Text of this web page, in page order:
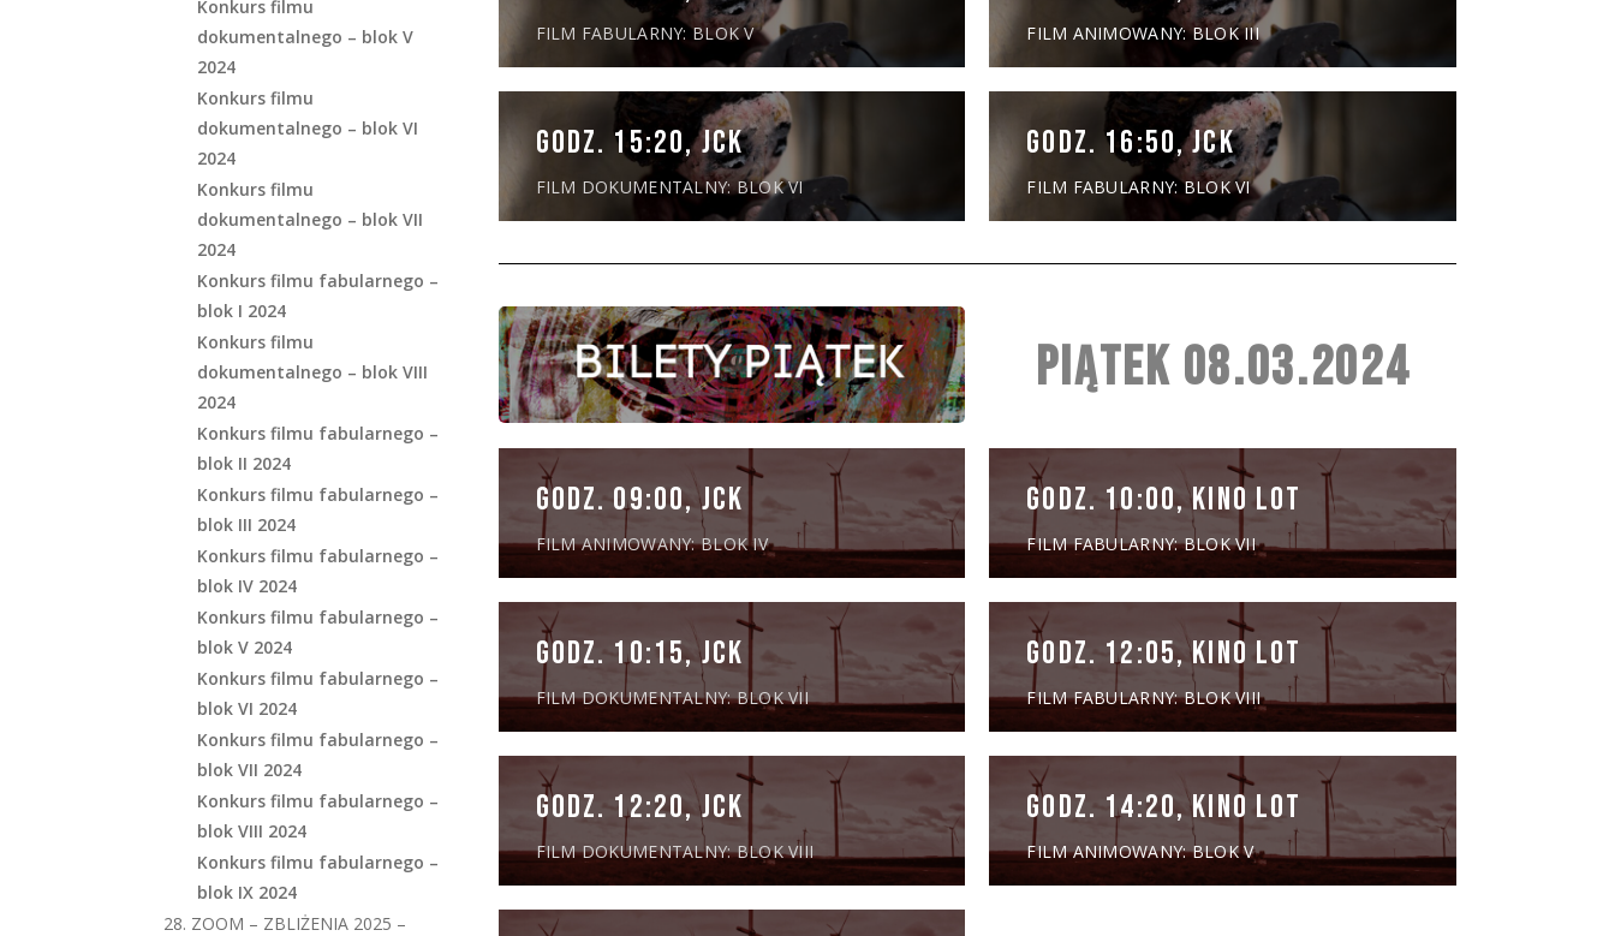
FILM FABULARNY: BLOK V FILM ANIMOWANY: BLOK III
GODZ. 15:20, JCK
FILM DOKUMENTALNY: BLOK VI
GODZ. 16:50, JCK
FILM FABULARNY: BLOK VI
PIĄTEK 08.03.2024
GODZ. 09:00, JCK
FILM ANIMOWANY: BLOK IV
GODZ. 10:00, KINO LOT
FILM FABULARNY: BLOK VII
GODZ. 10:15, JCK
FILM DOKUMENTALNY: BLOK VII
GODZ. 12:05, KINO LOT
FILM FABULARNY: BLOK VIII
GODZ. 12:20, JCK
FILM DOKUMENTALNY: BLOK VIII
GODZ. 14:20, KINO LOT
FILM ANIMOWANY: BLOK V
Konkurs filmu
dokumentalnego – blok V
2024
Konkurs filmu
dokumentalnego – blok VI
2024
Konkurs filmu
dokumentalnego – blok VII
2024
Konkurs filmu fabularnego –
blok I 2024
Konkurs filmu
dokumentalnego – blok VIII
2024
Konkurs filmu fabularnego –
blok II 2024
Konkurs filmu fabularnego –
blok III 2024
Konkurs filmu fabularnego –
blok IV 2024
Konkurs filmu fabularnego –
blok V 2024
Konkurs filmu fabularnego –
blok VI 2024
Konkurs filmu fabularnego –
blok VII 2024
Konkurs filmu fabularnego –
blok VIII 2024
Konkurs filmu fabularnego –
blok IX 2024
28. ZOOM – ZBLIŻENIA 2025 –